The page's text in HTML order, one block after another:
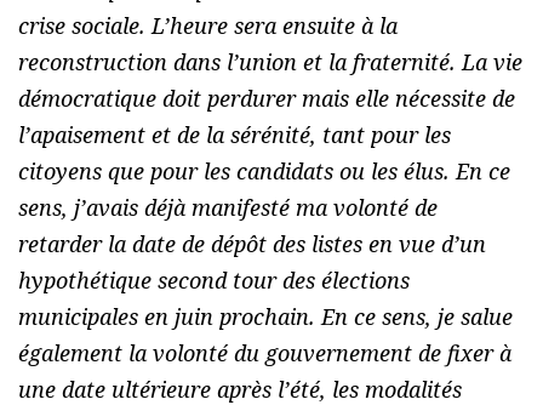
crise sociale. L’heure sera ensuite à la
reconstruction dans l’union et la fraternité. La vie
démocratique doit perdurer mais elle nécessite de
l’apaisement et de la sérénité, tant pour les
citoyens que pour les candidats ou les élus. En ce
sens, j’avais déjà manifesté ma volonté de
retarder la date de dépôt des listes en vue d’un
hypothétique second tour des élections
municipales en juin prochain. En ce sens, je salue
également la volonté du gouvernement de fixer à
une date ultérieure après l’été, les modalités